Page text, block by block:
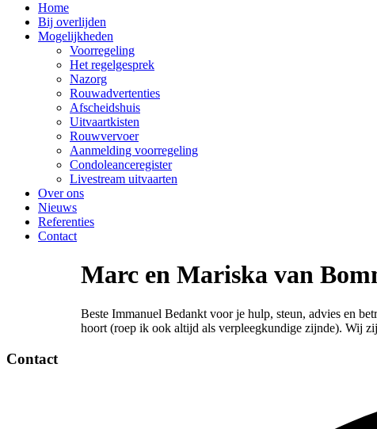
Home
Bij overlijden
Mogelijkheden
Voorregeling
Het regelgesprek
Nazorg
Rouwadvertenties
Afscheidshuis
Uitvaartkisten
Rouwvervoer
Aanmelding voorregeling
Condoleanceregister
Livestream uitvaarten
Over ons
Nieuws
Referenties
Contact
Marc en Mariska van
Beste Immanuel Bedankt voor je hulp, steun, advies en
hoort (roep ik ook altijd als verpleegkundige zijnde). Wij
Contact